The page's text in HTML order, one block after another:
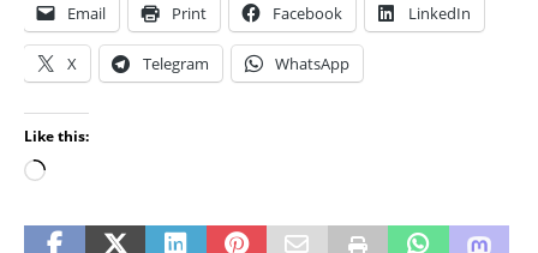
Email Print Facebook LinkedIn
X Telegram WhatsApp
Like this: